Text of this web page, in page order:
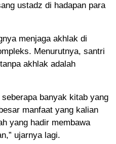
ustadz di hadapan para
menjaga akhlak di
Menurutnya, santri
akhlak adalah
banyak kitab yang
manfaat yang kalian
yang hadir membawa
ujarnya lagi.